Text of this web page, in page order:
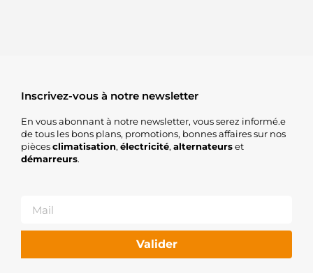
Inscrivez-vous à notre newsletter
En vous abonnant à notre newsletter, vous serez informé.e
de tous les bons plans, promotions, bonnes affaires sur nos
piècesclimatisation, électricité, alternateurset
démarreurs.
Valider